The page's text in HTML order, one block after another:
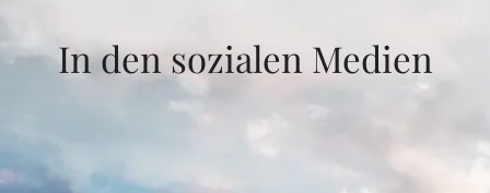
In den sozialen Medien